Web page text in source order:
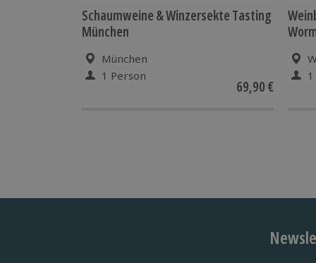
Schaumweine & Winzersekte Tasting
München
München
1 Person
69,90 €